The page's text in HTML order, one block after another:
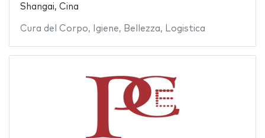
Shangai, Cina
Cura del Corpo, Igiene, Bellezza, Logistica